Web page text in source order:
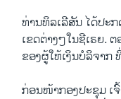
ທ່ານ​ທິລ​ເລີ​ສັນ ໄດ້ປະ
ເຂດຕ່າງໆໃນຊີເຣຍ.
ຂອງຜູ້ໃຫ້ເງິນບໍລິຈາກ
ກ່ອນໜ້າກອງປະຊຸມ ເ